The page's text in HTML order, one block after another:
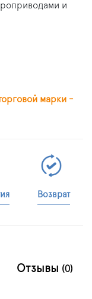
и
марки -
Возврат
Отзывы (0)